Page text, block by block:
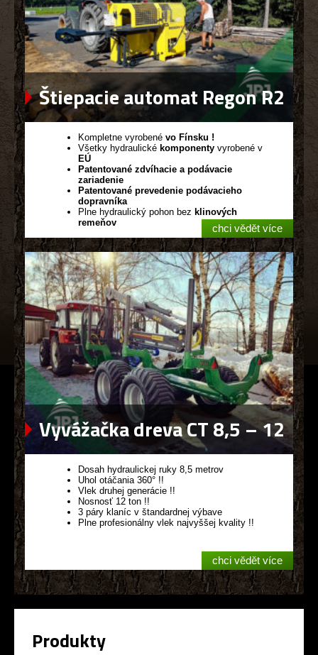
Štiepacie automat Regon R2
Kompletne vyrobené vo Fínsku !
Všetky hydraulické komponenty vyrobené v
EÚ
Patentované zdvíhacie a podávacie
zariadenie
Patentované prevedenie podávacieho
dopravníka
Plne hydraulický pohon bez klinových
remeňov
chci vědět více
Vyvážačka dreva CT 8,5 – 12
Dosah hydraulickej ruky 8,5 metrov
Uhol otáčania 360° !!
Vlek druhej generácie !!
Nosnosť 12 ton !!
3 páry klaníc v štandardnej výbave
Plne profesionálny vlek najvyššej kvality !!
chci vědět více
Produkty